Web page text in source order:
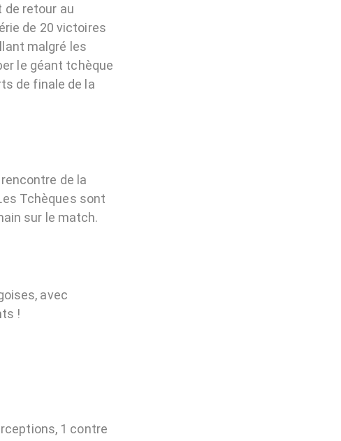
de retour au
de 20 victoires
malgré les
le géant tchèque
de finale de la
de la
Tchèques sont
sur le match.
avec
!
1 contre